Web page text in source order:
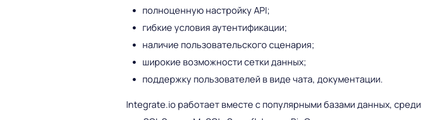
полноценную настройку API;
гибкие условия аутентификации;
наличие пользовательского сценария;
широкие возможности сетки данных;
поддержку пользователей в виде чата, документации.
Integrate.io работает вместе с популярными базами данных, среди